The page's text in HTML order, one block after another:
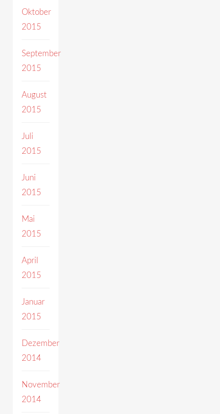
Oktober
2015
September
2015
August
2015
Juli
2015
Juni
2015
Mai
2015
April
2015
Januar
2015
Dezember
2014
November
2014